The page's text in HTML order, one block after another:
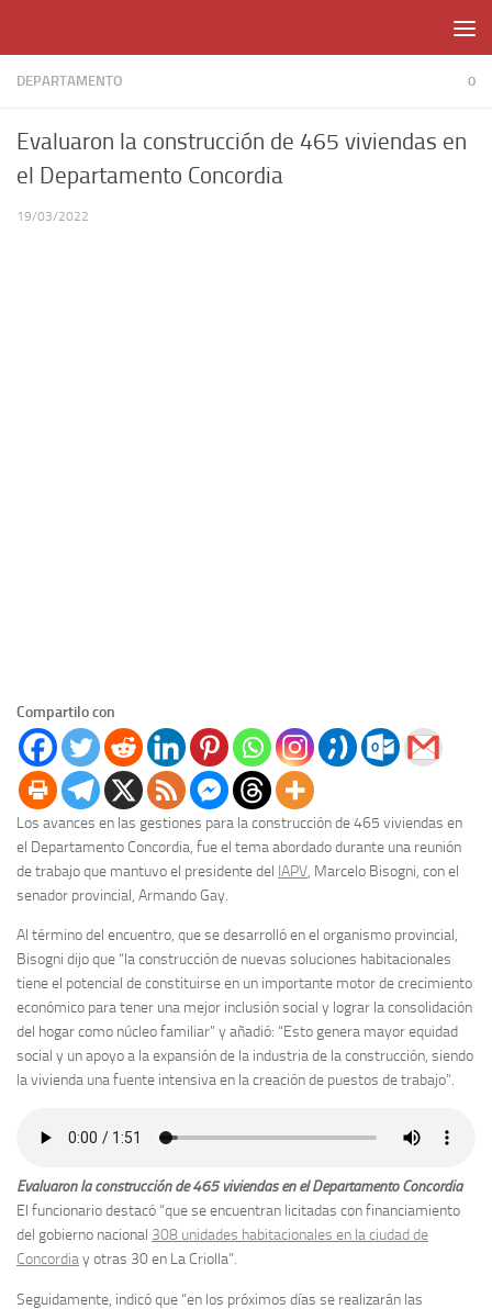
DEPARTAMENTO 0
Evaluaron la construcción de 465 viviendas en
el Departamento Concordia
19/03/2022
Compartilo con
Los avances en las gestiones para la construcción de 465 viviendas en
el Departamento Concordia, fue el tema abordado durante una reunión
de trabajo que mantuvo el presidente del IAPV, Marcelo Bisogni, con el
senador provincial, Armando Gay.
Al término del encuentro, que se desarrolló en el organismo provincial,
Bisogni dijo que “la construcción de nuevas soluciones habitacionales
tiene el potencial de constituirse en un importante motor de crecimiento
económico para tener una mejor inclusión social y lograr la consolidación
del hogar como núcleo familiar” y añadió: “Esto genera mayor equidad
social y un apoyo a la expansión de la industria de la construcción, siendo
la vivienda una fuente intensiva en la creación de puestos de trabajo”.
Evaluaron la construcción de 465 viviendas en el Departamento Concordia
El funcionario destacó “que se encuentran licitadas con financiamiento
del gobierno nacional 308 unidades habitacionales en la ciudad de
Concordiay otras 30 en La Criolla”.
Seguidamente, indicó que “en los próximos días se realizarán las